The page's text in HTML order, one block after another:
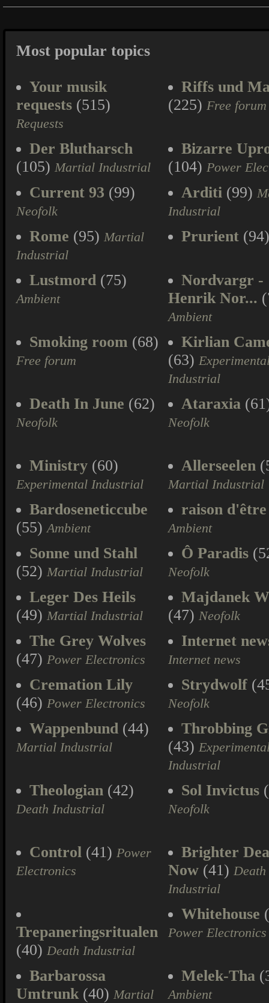
Most popular topics
Your musik
requests (515)
Requests
Riffs und
(225) Free forum
Der Blutharsch
(105) Martial Industrial
Bizarre
(104) Power
Current 93 (99)
Neofolk
Arditi (99)
Industrial
Rome (95) Martial
Industrial
Prurient
Lustmord (75)
Ambient
Nordvargr -
Henrik Nor...
Ambient
Smoking room (68)
Free forum
Kirlian
(63)
Industrial
Death In June (62)
Neofolk
Ataraxia
Neofolk
Ministry (60)
Experimental Industrial
Allerseelen
Martial Industrial
Bardoseneticcube
(55)Ambient
raison d'être
Ambient
Sonne und Stahl
(52) Martial Industrial
Ô Paradis
Neofolk
Leger Des Heils
(49) Martial Industrial
Majdanek
(47) Neofolk
The Grey Wolves
(47) Power Electronics
Internet
Internet news
Cremation Lily
(46) Power Electronics
Strydwolf
Neofolk
Wappenbund (44)
Martial Industrial
Throbbing
(43)
Industrial
Theologian (42)
Death Industrial
Sol Invictus
Neofolk
Control (41) Power
Electronics
Brighter
Now (41) Death
Industrial
Trepaneringsritualen
(40) Death Industrial
Whitehouse
Power Electronics
Barbarossa
Umtrunk(40) Martial
Melek-Tha
Ambient